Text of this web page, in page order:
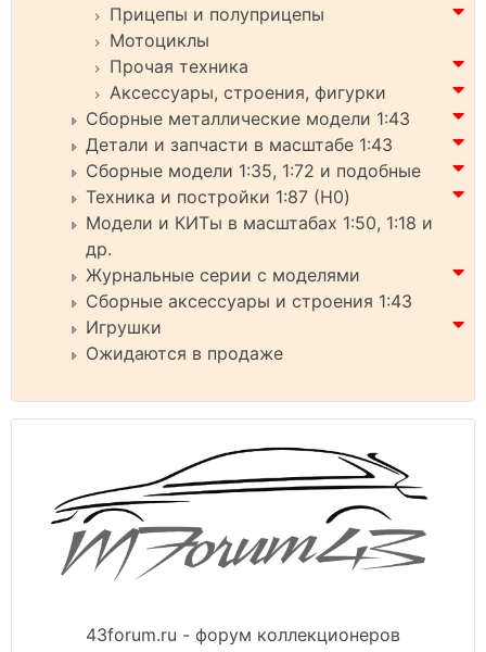
Прицепы и полуприцепы
Мотоциклы
Прочая техника
Аксессуары, строения, фигурки
Сборные металлические модели 1:43
Детали и запчасти в масштабе 1:43
Сборные модели 1:35, 1:72 и подобные
Техника и постройки 1:87 (H0)
Модели и КИТы в масштабах 1:50, 1:18 и
др.
Журнальные серии с моделями
Сборные аксессуары и строения 1:43
Игрушки
Ожидаются в продаже
43forum.ru - форум коллекционеров